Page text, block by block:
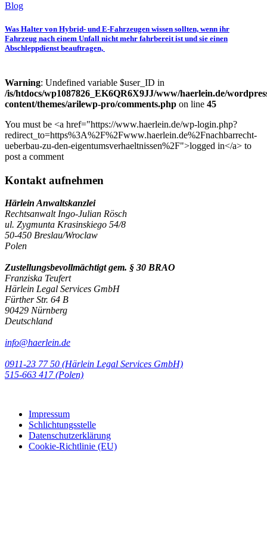
Blog
Was Halter von Hybrid- und E-Fahrzeugen wissen sollten, wenn ihr
Fahrzeug nach einem Unfall nicht mehr fahrbereit ist und sie einen
Abschleppdienst beauftragen,
Warning: Undefined variable $user_ID in
/is/htdocs/wp1087826_EK6QR6X9JJ/www/haerlein.de/
content/themes/arilewp-pro/comments.php on line 45
You must be <a href="https://www.haerlein.de/wp-login.php?
redirect_to=https%3A%2F%2Fwww.haerlein.de%2Fnachbarrecht-
ueberbau-zu-den-eigentumsverhaeltnissen%2F">logged in</a> to
post a comment
Kontakt aufnehmen
Härlein Anwaltskanzlei
Rechtsanwalt Ingo-Julian Rösch
ul. Zygmunta Krasinskiego 54/8
50-450 Breslau/Wroclaw
Polen
Zustellungsbevollmächtigt gem. § 30 BRAO
Franziska Teufert
Härlein Legal Services GmbH
Fürther Str. 64 B
90429 Nürnberg
Deutschland
info@haerlein.de
0911-23 77 50 (Härlein Legal Services GmbH)
‭515-663 417 (Polen)‬‬‬
Impressum
Schlichtungsstelle
Datenschutzerklärung
Cookie-Richtlinie (EU)